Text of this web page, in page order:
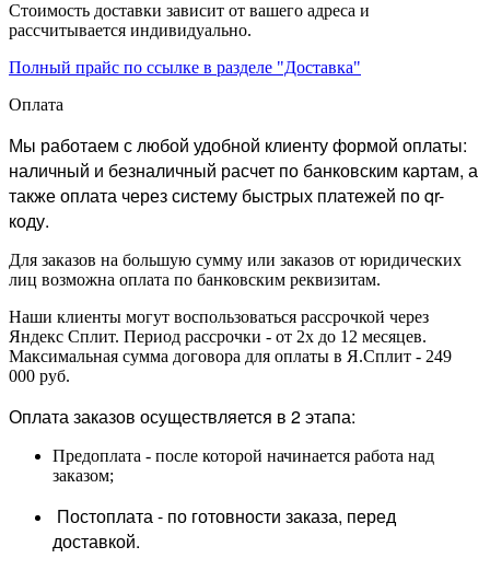
Стоимость доставки зависит от вашего адреса и
рассчитывается индивидуально.
Полный прайс по ссылке в разделе "Доставка"
Оплата
Мы работаем с любой удобной клиенту формой оплаты:
наличный и безналичный расчет по банковским картам, а
также оплата через систему быстрых платежей по qr-
коду.
Для заказов на большую сумму или заказов от юридических
лиц возможна оплата по банковским реквизитам.
Наши клиенты могут воспользоваться рассрочкой через
Яндекс Сплит. Период рассрочки - от 2х до 12 месяцев.
Максимальная сумма договора для оплаты в Я.Сплит - 249
000 руб.
Оплата заказов осуществляется в 2 этапа:
Предоплата - после которой начинается работа над
заказом;
Постоплата - по готовности заказа, перед
доставкой.